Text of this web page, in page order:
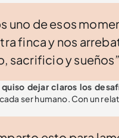
uno de esos
finca y nos
sacrificio y
quiso dejar claros los
ser humano. Con un